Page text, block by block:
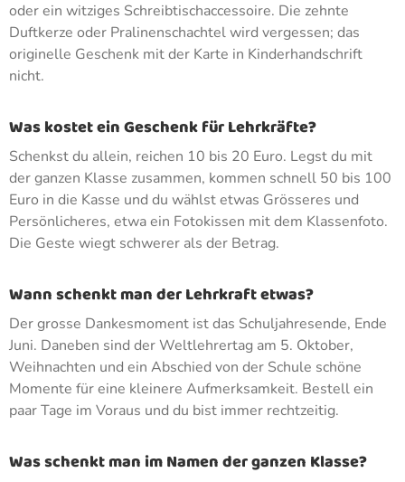
oder ein witziges Schreibtischaccessoire. Die zehnte
Duftkerze oder Pralinenschachtel wird vergessen; das
originelle Geschenk mit der Karte in Kinderhandschrift
nicht.
Was kostet ein Geschenk für Lehrkräfte?
Schenkst du allein, reichen 10 bis 20 Euro. Legst du mit
der ganzen Klasse zusammen, kommen schnell 50 bis 100
Euro in die Kasse und du wählst etwas Grösseres und
Persönlicheres, etwa ein Fotokissen mit dem Klassenfoto.
Die Geste wiegt schwerer als der Betrag.
Wann schenkt man der Lehrkraft etwas?
Der grosse Dankesmoment ist das Schuljahresende, Ende
Juni. Daneben sind der Weltlehrertag am 5. Oktober,
Weihnachten und ein Abschied von der Schule schöne
Momente für eine kleinere Aufmerksamkeit. Bestell ein
paar Tage im Voraus und du bist immer rechtzeitig.
Was schenkt man im Namen der ganzen Klasse?